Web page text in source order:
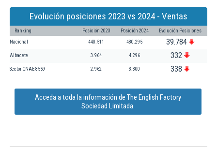
Evolución posiciones 2023 vs 2024 - Ventas
Ranking Posición 2023 Posición 2024 Evolución Posiciones
Nacional 440.511 480.295 39.784
Albacete 3.964 4.296 332
Sector CNAE 8559 2.962 3.300 338
Acceda a toda la información de The English Factory
Sociedad Limitada.